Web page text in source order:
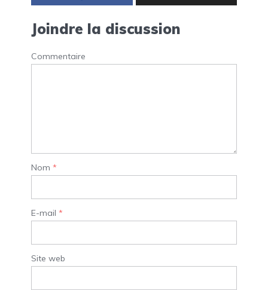
Joindre la discussion
Commentaire
Nom *
E-mail *
Site web